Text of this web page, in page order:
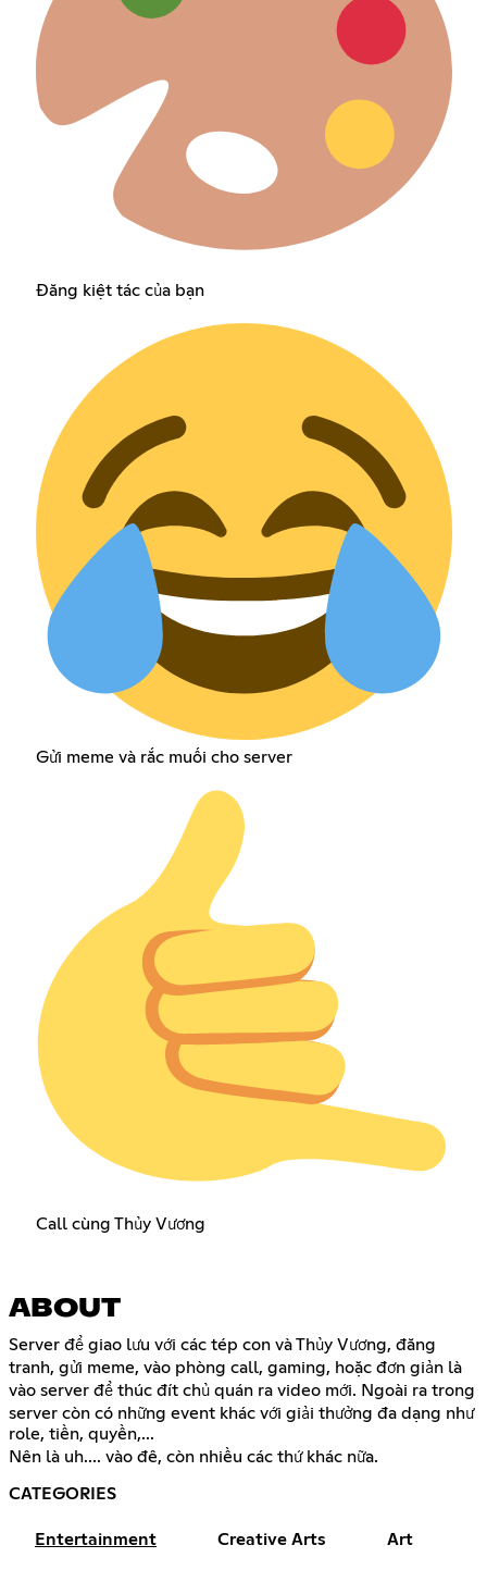
Đăng kiệt tác của bạn
Gửi meme và rắc muối cho server
Call cùng Thủy Vương
ABOUT
Server để giao lưu với các tép con và Thủy Vương, đăng
tranh, gửi meme, vào phòng call, gaming, hoặc đơn giản là
vào server để thúc đít chủ quán ra video mới. Ngoài ra trong
server còn có những event khác với giải thưởng đa dạng như
role, tiền, quyền,...
Nên là uh.... vào đê, còn nhiều các thứ khác nữa.
CATEGORIES
Entertainment Creative Arts Art